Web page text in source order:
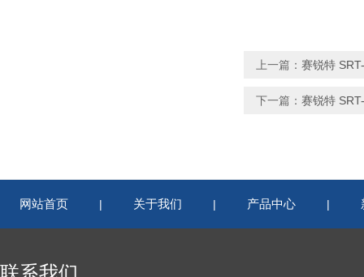
上一篇： 赛锐特
下一篇： 赛锐特
网站首页 | 关于我们 | 产品中心 |
联系我们